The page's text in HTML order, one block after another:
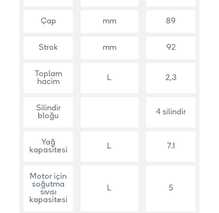
Çap mm 89
Strok mm 92
Toplam
hacim
L 2,3
Silindir
bloğu
4 silindir
Yağ
kapasitesi
L 7.1
Motor için
soğutma
sıvısı
kapasitesi
L 5